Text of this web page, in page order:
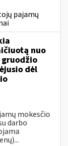
pajamų
nuo
dėl
mokesčio
darbo